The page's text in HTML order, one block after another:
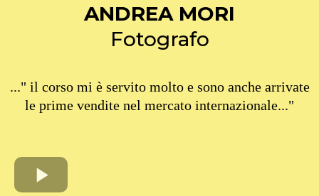
ANDREA MORI
Fotografo
..." il corso mi è servito molto e sono anche arrivate
le prime vendite nel mercato internazionale..."